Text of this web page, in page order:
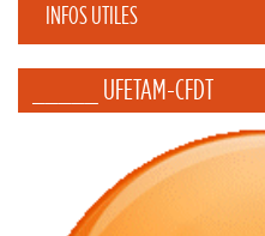
INFOS UTILES
_____ UFETAM-CFDT